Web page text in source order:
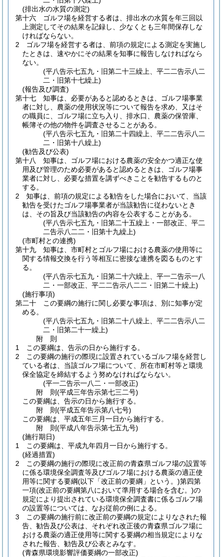
(排出水の水質の測定)
第十六 ゴルフ場を経営する者は、排出水の水質を年三回以
上測定してその結果を記録し、少なくとも三年間保存しな
ければならない。
2 ゴルフ場を経営する者は、前項の規定による測定を実施し
たときは、速やかにその結果を知事に報告しなければなら
ない。
(平八告示七五九・旧第二十三繰上、平二二告示八二
二・旧第十七繰上)
(報告及び調査)
第十七 知事は、必要があると認めるときは、ゴルフ場事業
者に対し、農薬の使用状況等について報告を求め、又はそ
の職員に、ゴルフ場に立ち入り、排水口、農薬の保管庫、
帳簿その他の物件を調査させることがある。
(平八告示七五九・旧第二十四繰上、平二二告示八二
二・旧第十八繰上)
(勧告及び公表)
第十八 知事は、ゴルフ場における農薬の安全かつ適正な使
用及び管理のため必要があると認めるときは、ゴルフ場事
業者に対し、必要な措置を講ずべきことを勧告するものと
する。
2 知事は、前項の規定による勧告をした場合において、当該
勧告を受けたゴルフ場事業者が当該勧告に従わないとき
は、その旨及び当該勧告の内容を公表することがある。
(平八告示七五九・旧第二十五繰上・一部改正、平二
二告示八二二・旧第十九繰上)
(市町村との連携)
第十九 知事は、市町村とゴルフ場における農薬の使用等に
関する情報交換を行う等相互に密接な連携を図るものとす
る。
(平八告示七五九・旧第二十六繰上、平一二告示一八
二・一部改正、平二二告示八二二・旧第二十繰上)
(施行事項)
第二十 この要綱の施行に関し必要な事項は、別に知事が定
める。
(平八告示七五九・旧第二十八繰上、平二二告示八二
二・旧第二十一繰上)
附 則
1
この要綱は、告示の日から施行する。
2
この要綱の施行の際現に設置されているゴルフ場を経営し
ている者は、当該ゴルフ場について、所在市町村等と環境
保全協定を締結するよう努めなければならない。
(平一二告示一八二・一部改正)
附 則(平成三年告示第七三二号)
この要綱は、告示の日から施行する。
附 則(平成五年告示第八七号)
この要綱は、平成五年三月一日から施行する。
附 則(平成八年告示第七五九号)
(施行期日)
1
この要綱は、平成九年四月一日から施行する。
(経過措置)
2
この要綱の施行の際現に改正前の青森県ゴルフ場の設置等
に係る環境保全調査等及びゴルフ場における農薬の適正使
用等に関する要綱(以下「改正前の要綱」という。)第四第
一項(改正前の要綱第八において準用する場合を含む。)の
規定により提出されている環境保全調査書に係るゴルフ場
の設置等については、なお従前の例による。
3
この要綱の施行前に改正前の要綱の規定によりなされた報
告、勧告及び公表は、それぞれ改正後の青森県ゴルフ場に
おける農薬の適正使用等に関する要綱の相当規定によりな
された報告、勧告及び公表とみなす。
(青森県環境影響評価要綱の一部改正)